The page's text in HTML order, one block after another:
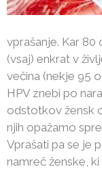
vprašanje. Kar
(vsaj) enkrat v
večina (nekje 95
HPV znebi po
odstotkov žensk
njih opažamo
Vprašati pa se je
namreč ženske,